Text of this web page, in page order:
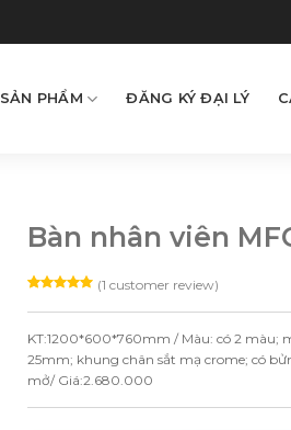
SẢN PHẨM ĐĂNG KÝ ĐẠI LÝ
Bàn nhân viên
out of 5
customer
rating
(1 customer review)
KT:1200*600*760mm / Màu: có 2 màu;
25mm; khung chân sắt mạ crome; có
mở/ Giá:2.680.000